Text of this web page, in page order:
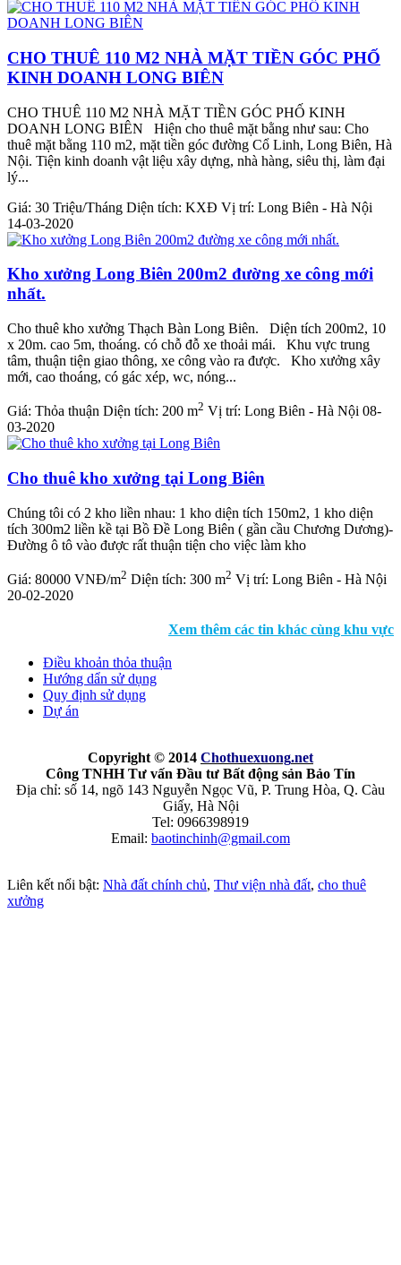
CHO THUÊ 110 M2 NHÀ MẶT TIỀN GÓC PHỐ
KINH DOANH LONG BIÊN
CHO THUÊ 110 M2 NHÀ MẶT TIỀN GÓC PHỐ KINH
DOANH LONG BIÊN Hiện cho thuê mặt bằng như sau: Cho
thuê mặt bằng 110 m2, mặt tiền góc đường Cổ Linh, Long Biên, Hà
Nội. Tiện kinh doanh vật liệu xây dựng, nhà hàng, siêu thị, làm đại
lý...
Giá: 30 Triệu/Tháng Diện tích: KXĐ Vị trí: Long Biên - Hà Nội
14-03-2020
Kho xưởng Long Biên 200m2 đường xe công mới
nhất.
Cho thuê kho xưởng Thạch Bàn Long Biên. Diện tích 200m2, 10
x 20m. cao 5m, thoáng. có chỗ đỗ xe thoải mái. Khu vực trung
tâm, thuận tiện giao thông, xe công vào ra được. Kho xưởng xây
mới, cao thoáng, có gác xép, wc, nóng...
Giá: Thỏa thuận Diện tích: 200 m2 Vị trí: Long Biên - Hà Nội 08-
03-2020
Cho thuê kho xưởng tại Long Biên
Chúng tôi có 2 kho liền nhau: 1 kho diện tích 150m2, 1 kho diện
tích 300m2 liền kề tại Bồ Đề Long Biên ( gần cầu Chương Dương)-
Đường ô tô vào được rất thuận tiện cho việc làm kho
Giá: 80000 VNĐ/m2 Diện tích: 300 m2 Vị trí: Long Biên - Hà Nội
20-02-2020
Xem thêm các tin khác cùng khu vực
Điều khoản thỏa thuận
Hướng dẩn sử dụng
Quy định sử dụng
Dự án
Copyright © 2014 Chothuexuong.net
Công TNHH Tư vấn Đầu tư Bất động sản Bảo Tín
Địa chỉ: số 14, ngõ 143 Nguyễn Ngọc Vũ, P. Trung Hòa, Q. Càu
Giấy, Hà Nội
Tel: 0966398919
Email: baotinchinh@gmail.com
Liên kết nổi bật: Nhà đất chính chủ, Thư viện nhà đất, cho thuê
xưởng